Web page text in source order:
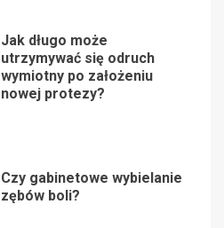
Jak długo może
utrzymywać się odruch
wymiotny po założeniu
nowej protezy?
Czy gabinetowe wybielanie
zębów boli?